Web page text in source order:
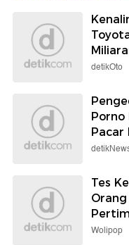
detikOto
Porno
Pacar
Tes
Wolipop